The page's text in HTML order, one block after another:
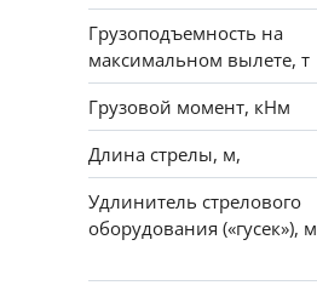
Грузоподъемность на
максимальном вылете, т
Грузовой момент, кНм
Длина стрелы, м,
Удлинитель стрелового
оборудования («гусек»), м